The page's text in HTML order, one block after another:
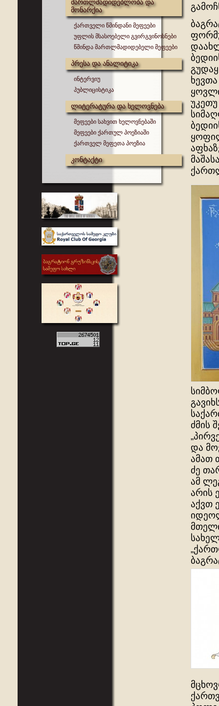
მართლმადიდებლობა და
მონარქია
ქართველი წმინდანი მეფეები
უფლის მსასოებელი გვირგვინოსნები
წმინდა მართლმადიდებელი მეფეები
პრესა და ანალიტიკა
ინტერვიუ
პუბლიცისტიკა
ლიტერატურა და ხელოვნება
მეფეები სახვით ხელოვნებაში
მეფეები ქართულ პოეზიაში
ქართველ მეფეთა პოეზია
კონტაქტი
ძმის
და
ამათ
ძე
ამ
არის
აქვთ